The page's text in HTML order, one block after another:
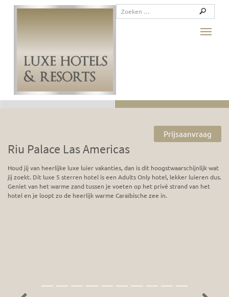
Prijsaanvraag
Riu Palace Las Americas
Houd jij van heerlijke luxe luier vakanties, dan is dit hoogstwaarschijnlijk wat
jij zoekt. Dit luxe 5 sterren hotel is een Adults Only hotel, lekker luieren dus.
Geniet van het warme zand tussen je voeten op het privé strand van het
hotel en je loopt zo de heerlijk warme Caraïbische zee in.